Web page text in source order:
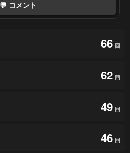
💬 コメント
66 回
62 回
49 回
46 回